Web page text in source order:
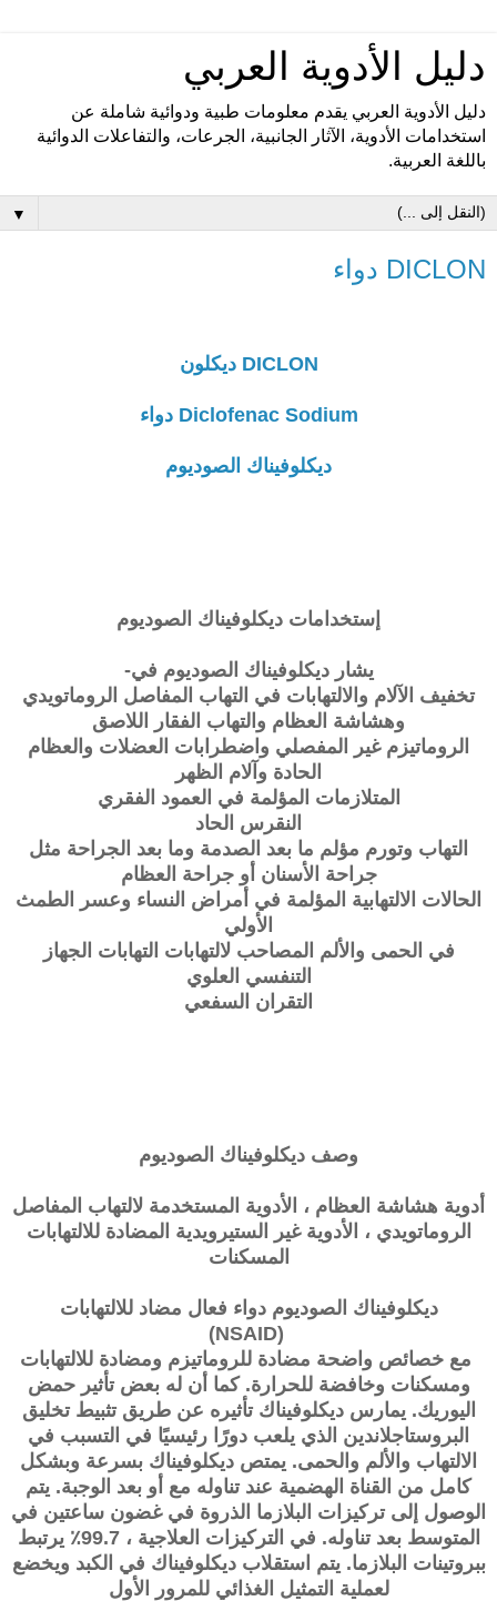
دليل الأدوية العربي
دليل الأدوية العربي يقدم معلومات طبية ودوائية شاملة عن
استخدامات الأدوية، الآثار الجانبية، الجرعات، والتفاعلات الدوائية
باللغة العربية.
▼
DICLON دواء
DICLON ديكلون
Diclofenac Sodium دواء
ديكلوفيناك الصوديوم
إستخدامات ديكلوفيناك الصوديوم
يشار ديكلوفيناك الصوديوم في-
تخفيف الآلام والالتهابات في التهاب المفاصل الروماتويدي
وهشاشة العظام والتهاب الفقار اللاصق
الروماتيزم غير المفصلي واضطرابات العضلات والعظام
الحادة وآلام الظهر
المتلازمات المؤلمة في العمود الفقري
النقرس الحاد
التهاب وتورم مؤلم ما بعد الصدمة وما بعد الجراحة مثل
جراحة الأسنان أو جراحة العظام
الحالات الالتهابية المؤلمة في أمراض النساء وعسر الطمث
الأولي
في الحمى والألم المصاحب لالتهابات التهابات الجهاز
التنفسي العلوي
التقران السفعي
وصف ديكلوفيناك الصوديوم
أدوية هشاشة العظام ، الأدوية المستخدمة لالتهاب المفاصل
الروماتويدي ، الأدوية غير الستيرويدية المضادة للالتهابات
المسكنات
ديكلوفيناك الصوديوم دواء فعال مضاد للالتهابات
(NSAID)
مع خصائص واضحة مضادة للروماتيزم ومضادة للالتهابات
ومسكنات وخافضة للحرارة. كما أن له بعض تأثير حمض
اليوريك. يمارس ديكلوفيناك تأثيره عن طريق تثبيط تخليق
البروستاجلاندين الذي يلعب دورًا رئيسيًا في التسبب في
الالتهاب والألم والحمى. يمتص ديكلوفيناك بسرعة وبشكل
كامل من القناة الهضمية عند تناوله مع أو بعد الوجبة. يتم
الوصول إلى تركيزات البلازما الذروة في غضون ساعتين في
المتوسط ​​بعد تناوله. في التركيزات العلاجية ، 99.7٪ يرتبط
ببروتينات البلازما. يتم استقلاب ديكلوفيناك في الكبد ويخضع
لعملية التمثيل الغذائي للمرور الأول